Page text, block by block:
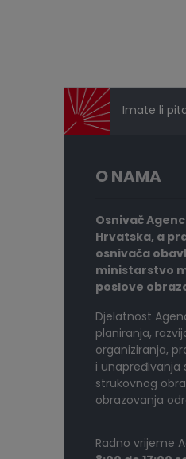
Imate li
O NAMA
Osnivač
Hrvatska, a
osnivača
ministarstvo
poslove
Djelatnost
planiranja,
organiziranja,
i unapređivanja
strukovnog
obrazovanja
Radno vrijeme